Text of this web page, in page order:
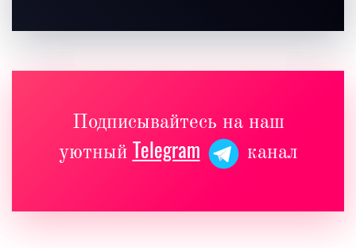
Подписывайтесь на наш
уютный Telegram канал